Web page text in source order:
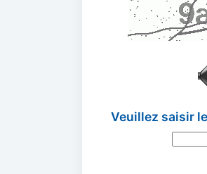
Veuillez saisir